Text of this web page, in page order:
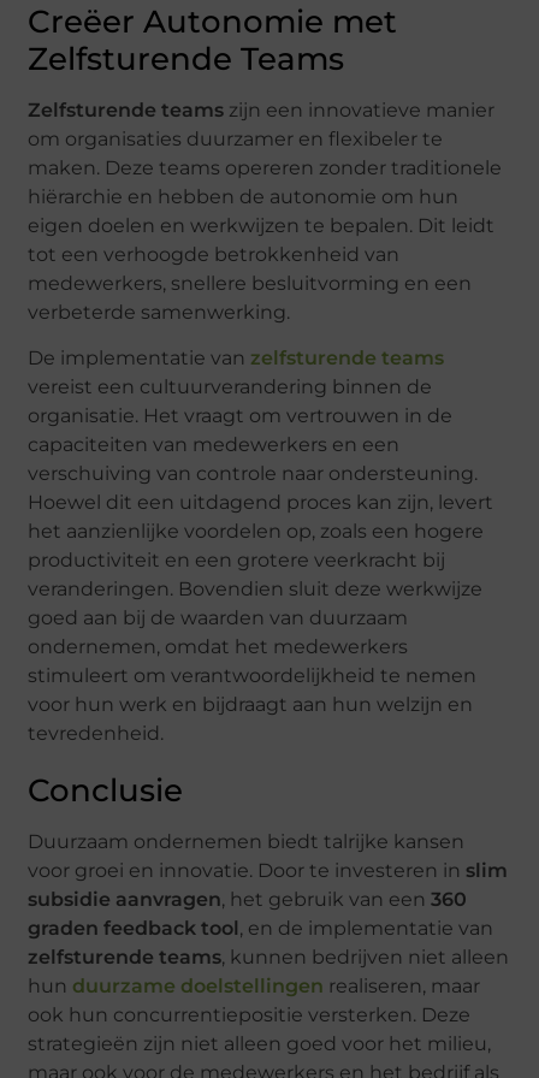
Creëer Autonomie met
Zelfsturende Teams
Zelfsturende teams zijn een innovatieve manier
om organisaties duurzamer en flexibeler te
maken. Deze teams opereren zonder traditionele
hiërarchie en hebben de autonomie om hun
eigen doelen en werkwijzen te bepalen. Dit leidt
tot een verhoogde betrokkenheid van
medewerkers, snellere besluitvorming en een
verbeterde samenwerking.
De implementatie van zelfsturende teams
vereist een cultuurverandering binnen de
organisatie. Het vraagt om vertrouwen in de
capaciteiten van medewerkers en een
verschuiving van controle naar ondersteuning.
Hoewel dit een uitdagend proces kan zijn, levert
het aanzienlijke voordelen op, zoals een hogere
productiviteit en een grotere veerkracht bij
veranderingen. Bovendien sluit deze werkwijze
goed aan bij de waarden van duurzaam
ondernemen, omdat het medewerkers
stimuleert om verantwoordelijkheid te nemen
voor hun werk en bijdraagt aan hun welzijn en
tevredenheid.
Conclusie
Duurzaam ondernemen biedt talrijke kansen
voor groei en innovatie. Door te investeren in slim
subsidie aanvragen, het gebruik van een360
graden feedback tool , en de implementatie van
zelfsturende teams, kunnen bedrijven niet alleen
hun duurzame doelstellingen realiseren, maar
ook hun concurrentiepositie versterken. Deze
strategieën zijn niet alleen goed voor het milieu,
maar ook voor de medewerkers en het bedrijf als